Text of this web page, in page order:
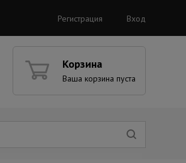
Регистрация Вход
Корзина
Ваша корзина пуста